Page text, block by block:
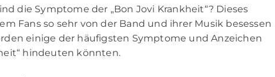
die Symptome der „Bon Jovi Krankheit“? Dieses
Fans so sehr von der Band und ihrer Musik besessen
einige der häufigsten Symptome und Anzeichen
hindeuten könnten.